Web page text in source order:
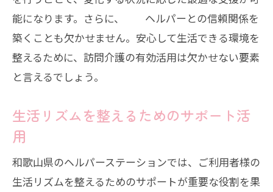
能になります。さらに、 ヘルパーとの信頼関係を
築くことも欠かせません。安心して生活できる環境を
整えるために、訪問介護の有効活用は欠かせない要素
と言えるでしょう。
生活リズムを整えるためのサポート活
用
和歌山県のヘルパーステーションでは、ご利用者様の
生活リズムを整えるためのサポートが重要な役割を果